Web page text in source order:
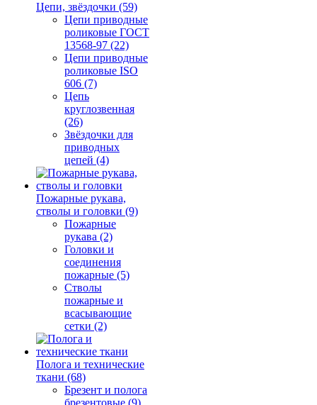
Цепи, звёздочки (59)
Цепи приводные
роликовые ГОСТ
13568-97 (22)
Цепи приводные
роликовые ISO
606 (7)
Цепь
круглозвенная
(26)
Звёздочки для
приводных
цепей (4)
Пожарные рукава,
стволы и головки (9)
Пожарные
рукава (2)
Головки и
соединения
пожарные (5)
Стволы
пожарные и
всасывающие
сетки (2)
Полога и технические
ткани (68)
Брезент и полога
брезентовые (9)